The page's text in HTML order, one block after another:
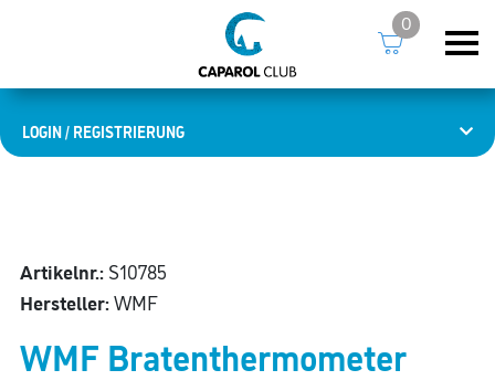
LOGIN / REGISTRIERUNG
0
Artikelnr.: S10785
Hersteller:WMF
WMF Bratenthermometer